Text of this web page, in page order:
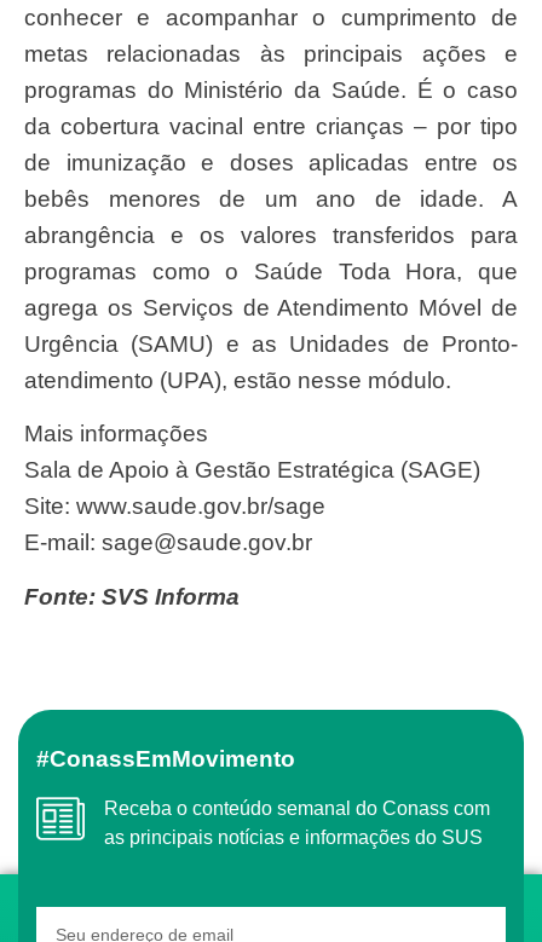
conhecer e acompanhar o cumprimento de
metas relacionadas às principais ações e
programas do Ministério da Saúde. É o caso
da cobertura vacinal entre crianças – por tipo
de imunização e doses aplicadas entre os
bebês menores de um ano de idade. A
abrangência e os valores transferidos para
programas como o Saúde Toda Hora, que
agrega os Serviços de Atendimento Móvel de
Urgência (SAMU) e as Unidades de Pronto-
atendimento (UPA), estão nesse módulo.
Mais informações
Sala de Apoio à Gestão Estratégica (SAGE)
Site: www.saude.gov.br/sage
E-mail: sage@saude.gov.br
Fonte: SVS Informa
#ConassEmMovimento
Receba o conteúdo semanal do Conass com
as principais notícias e informações do SUS